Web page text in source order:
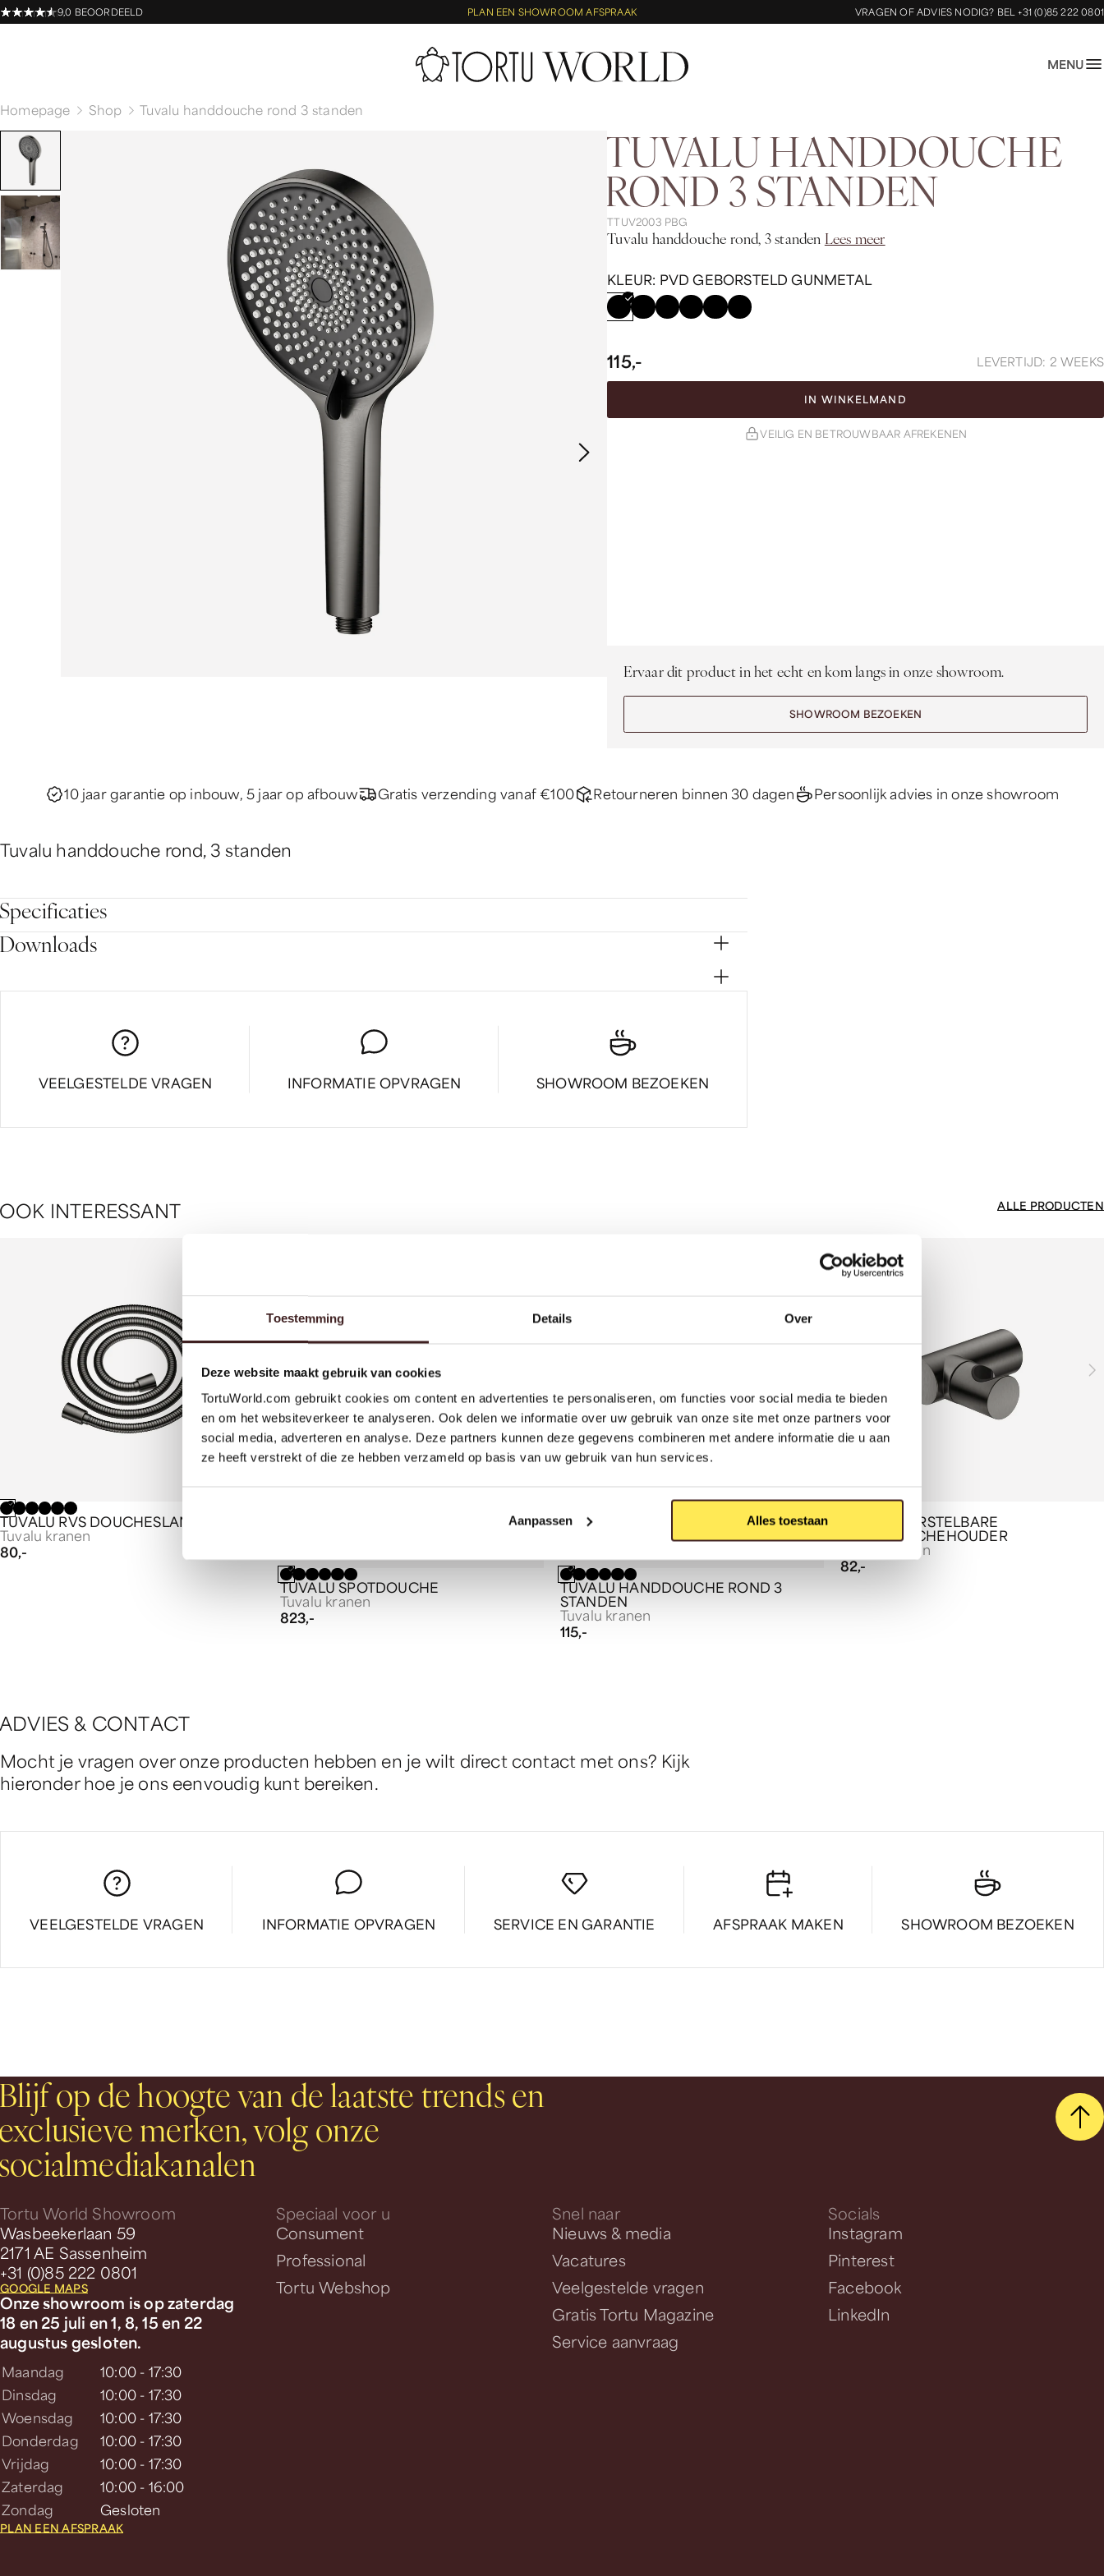
Toestemming Details Over
Deze website maakt gebruik van cookies
TortuWorld.com gebruikt cookies om content en advertenties te personaliseren, om functies voor social media te bieden
en om het websiteverkeer te analyseren. Ook delen we informatie over uw gebruik van onze site met onze partners voor
social media, adverteren en analyse. Deze partners kunnen deze gegevens combineren met andere informatie die u aan
ze heeft verstrekt of die ze hebben verzameld op basis van uw gebruik van hun services.
Aanpassen Alles toestaan
9,0 BEOORDEELD PLAN EEN SHOWROOM AFSPRAAK VRAGEN OF ADVIES NODIG? BEL +31 (0)85 222 0801
MENU
Homepage Shop Tuvalu handdouche rond 3 standen
TUVALU HANDDOUCHE
ROND 3 STANDEN
TTUV2003 PBG
Tuvalu handdouche rond, 3 standen Lees meer
KLEUR: PVD GEBORSTELD GUNMETAL
115,- LEVERTIJD: 2 WEEKS
PVD GEBORSTELD GUNMETAL
BEKIJK JE WINKELMAND
IN WINKELMAND
VEILIG EN BETROUWBAAR AFREKENEN
Ervaar dit product in het echt en kom langs in onze showroom.
SHOWROOM BEZOEKEN
10 jaar garantie op inbouw, 5 jaar op afbouw Gratis verzending vanaf €100 Retourneren binnen 30 dagen Persoonlijk advies in onze showroom
Tuvalu handdouche rond, 3 standen
VEELGESTELDE VRAGEN INFORMATIE OPVRAGEN SHOWROOM BEZOEKEN
OK INTERESSANT ALLE PRODUCTEN
TUVALU RVS DOUCHESLANG
Tuvalu kranen
80,-
TUVALU SPOTDOUCHE
Tuvalu kranen
823,-
TUVALU HANDDOUCHE ROND 3
STANDEN
Tuvalu kranen
115,-
TUVALU VERSTELBARE
HANDDOUCHEHOUDER
Tuvalu kranen
82,-
DVIES & CONTACT
Mocht je vragen over onze producten hebben en je wilt direct contact met ons? Kijk
hieronder hoe je ons eenvoudig kunt bereiken.
VEELGESTELDE VRAGEN INFORMATIE OPVRAGEN SERVICE EN GARANTIE AFSPRAAK MAKEN SHOWROOM BEZOEKEN
op de hoogte van de laatste trends en
merken, volg onze
Tortu World Showroom
Wasbeekerlaan 59
2171 AE Sassenheim
+31 (0)85 222 0801
GOOGLE MAPS
Onze showroom is op zaterdag
18 en 25 juli en 1, 8, 15 en 22
augustus gesloten.
Maandag
10:00 - 17:30
Dinsdag
10:00 - 17:30
Woensdag
10:00 - 17:30
Donderdag
10:00 - 17:30
Vrijdag
10:00 - 17:30
Zaterdag
10:00 - 16:00
Zondag
Gesloten
PLAN EEN AFSPRAAK
Speciaal voor u
Consument
Professional
Tortu Webshop
Snel naar
Nieuws & media
Vacatures
Veelgestelde vragen
Gratis Tortu Magazine
Service aanvraag
Socials
Instagram
Pinterest
Facebook
LinkedIn